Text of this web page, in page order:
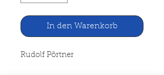
In den Warenkorb
Rudolf Pörtner